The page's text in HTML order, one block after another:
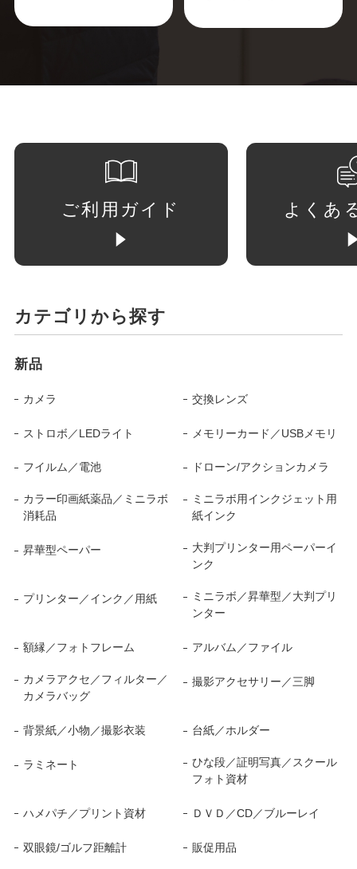
ご利用ガイド よくあ
カテゴリから探す
新品
カメラ 交換レンズ
ストロボ／LEDライト メモリーカード／USBメモリ
フイルム／電池 ドローン/アクションカメラ
カラー印画紙薬品／ミニラボ
消耗品
ミニラボ用インクジェット用
紙インク
昇華型ペーパー
大判プリンター用ペーパーイ
ンク
プリンター／インク／用紙
ミニラボ／昇華型／大判プリ
ンター
額縁／フォトフレーム アルバム／ファイル
カメラアクセ／フィルター／
カメラバッグ
撮影アクセサリー／三脚
背景紙／小物／撮影衣装 台紙／ホルダー
ラミネート
ひな段／証明写真／スクール
フォト資材
ハメパチ／プリント資材 ＤＶＤ／CD／ブルーレイ
双眼鏡/ゴルフ距離計 販促用品